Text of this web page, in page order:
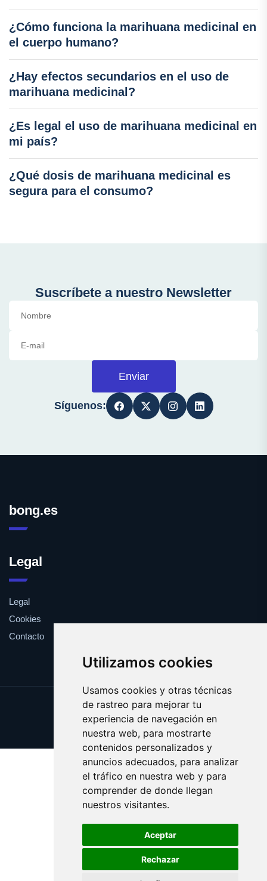
Utilizamos cookies
Usamos cookies y otras técnicas
de rastreo para mejorar tu
experiencia de navegación en
nuestra web, para mostrarte
contenidos personalizados y
anuncios adecuados, para analizar
el tráfico en nuestra web y para
comprender de donde llegan
nuestros visitantes.
Aceptar
Rechazar
¿Cómo funciona la marihuana medicinal en
el cuerpo humano?
¿Hay efectos secundarios en el uso de
marihuana medicinal?
¿Es legal el uso de marihuana medicinal en
mi país?
¿Qué dosis de marihuana medicinal es
segura para el consumo?
Suscríbete a nuestro Newsletter
Enviar
Síguenos:
bong.es
Legal
Legal
Cookies
Contacto
Update cookies preferences
Copyright © 2025 bong.es